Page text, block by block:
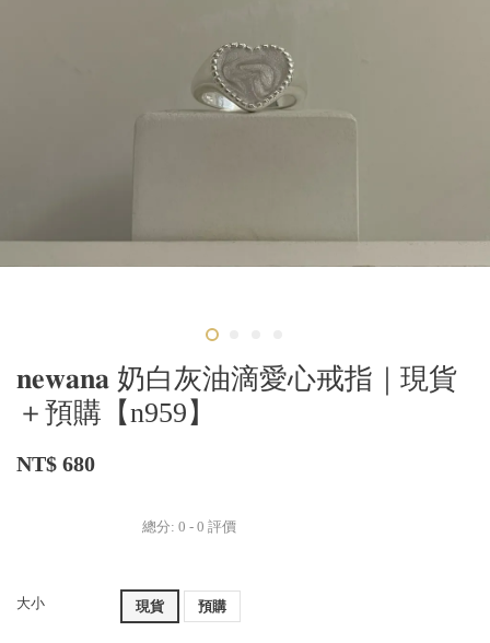
𝐧𝐞𝐰𝐚𝐧𝐚 奶白灰油滴愛心戒指｜現貨
＋預購【n959】
NT$ 680
總分: 0 - 0 評價
大小 現貨 預購